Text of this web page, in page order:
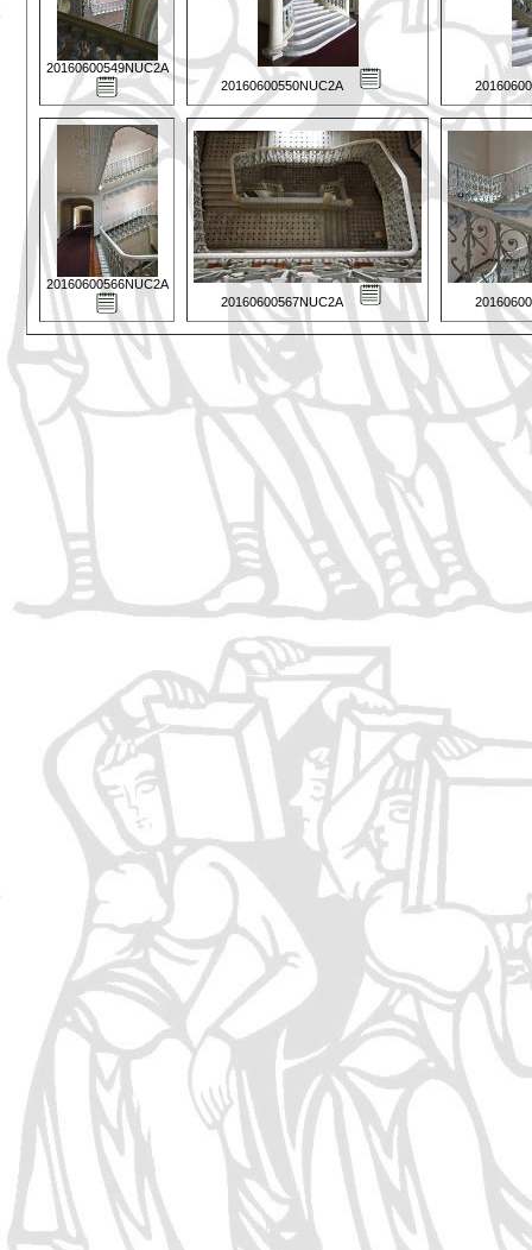
20160600549NUC2A
20160600550NUC2A
20160600566NUC2A
20160600567NUC2A